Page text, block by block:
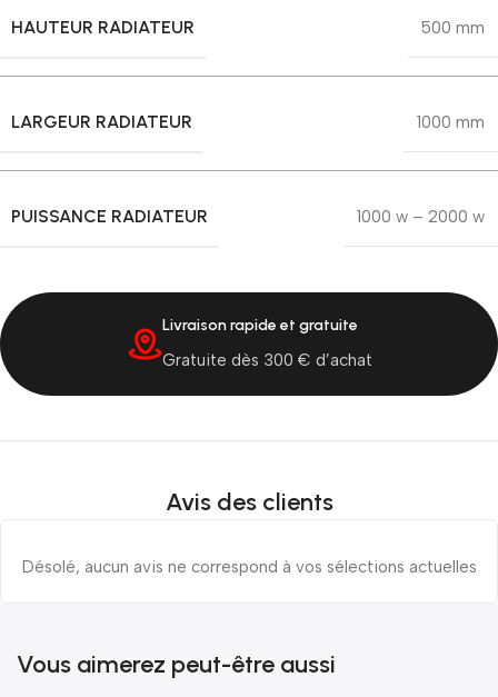
HAUTEUR RADIATEUR 500 mm
LARGEUR RADIATEUR 1000 mm
PUISSANCE RADIATEUR 1000 w – 2000 w
Livraison rapide et gratuite
Gratuite dès 300 € d’achat
Avis des clients
Désolé, aucun avis ne correspond à vos sélections actuelles
Vous aimerez peut-être aussi